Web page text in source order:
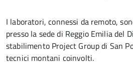
I laboratori, connessi da remoto,
presso la sede di Reggio Emilia del
stabilimento Project Group di San
tecnici montani coinvolti.